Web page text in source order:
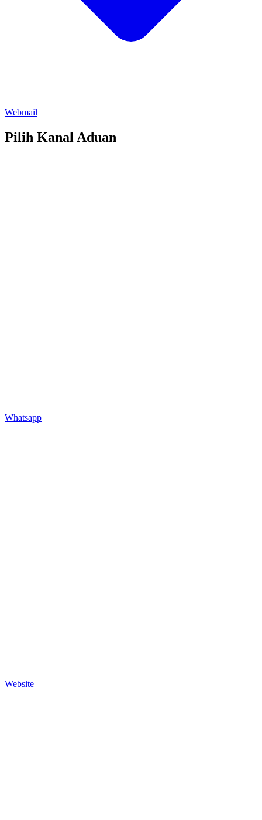
Webmail
Pilih Kanal Aduan
Whatsapp
Website